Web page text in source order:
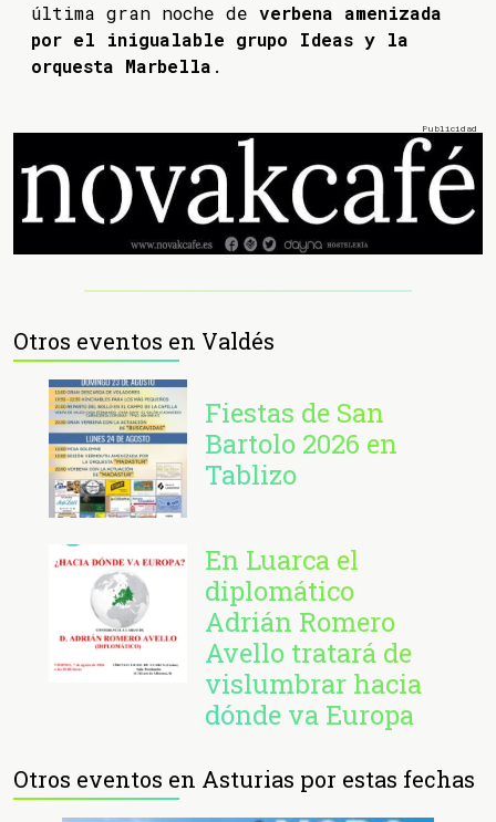
última gran noche de verbena amenizada
por el inigualable grupo Ideas y la
orquesta Marbella .
Otros eventos en Valdés
Fiestas de San
Bartolo 2026 en
Tablizo
En Luarca el
diplomático
Adrián Romero
Avello tratará de
vislumbrar hacia
dónde va Europa
Otros eventos en Asturias por estas fechas